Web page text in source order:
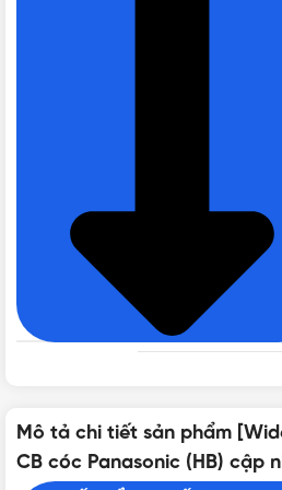
MÃ SẢN PHẨM
Màu đen ánh
KIỂU DÁNG
Mô tả chi tiết sản phẩm
CB cóc Panasonic (HB) cập